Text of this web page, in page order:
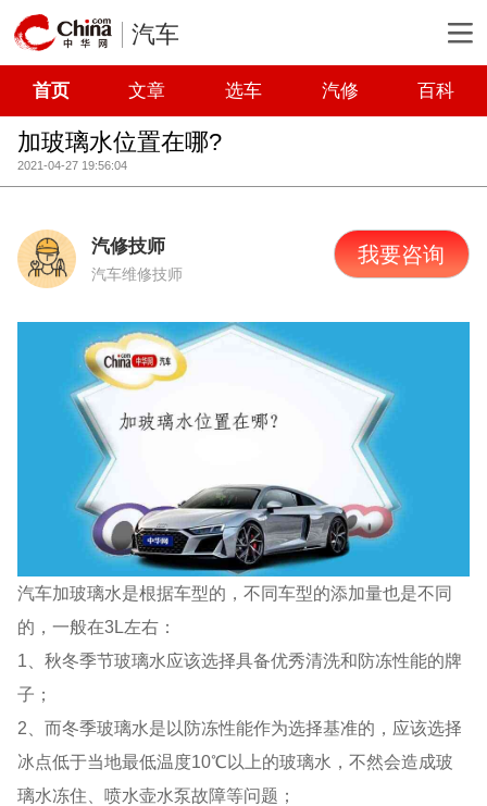
汽车
首页 文章 选车 汽修 百科
加玻璃水位置在哪?
2021-04-27 19:56:04
汽修技师
汽车维修技师
我要咨询
汽车加玻璃水是根据车型的，不同车型的添加量也是不同
的，一般在3L左右：
1、秋冬季节玻璃水应该选择具备优秀清洗和防冻性能的牌
子；
2、而冬季玻璃水是以防冻性能作为选择基准的，应该选择
冰点低于当地最低温度10℃以上的玻璃水，不然会造成玻
璃水冻住、喷水壶水泵故障等问题；